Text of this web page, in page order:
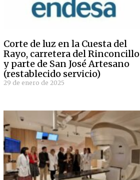
Corte de luz en la Cuesta del
Rayo, carretera del Rinconcillo
y parte de San José Artesano
(restablecido servicio)
29 de enero de 2025